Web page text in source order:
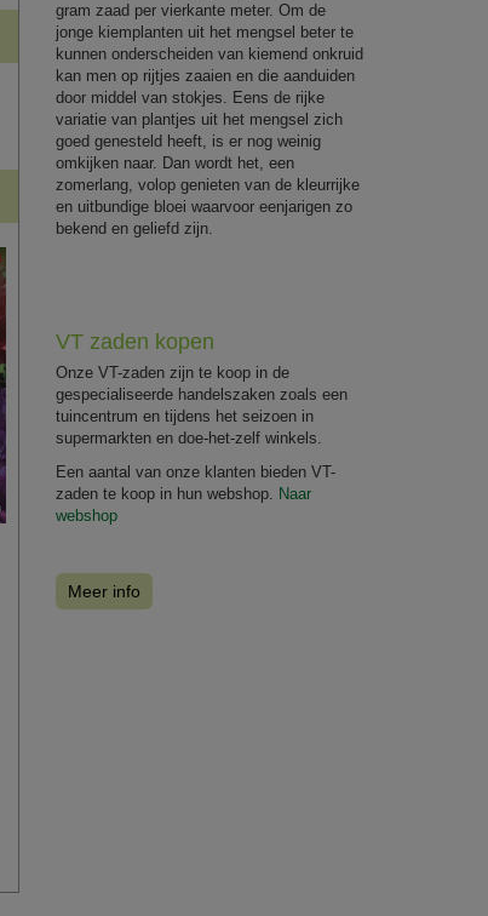
gram zaad per vierkante meter. Om de
jonge kiemplanten uit het mengsel beter te
kunnen onderscheiden van kiemend onkruid
kan men op rijtjes zaaien en die aanduiden
door middel van stokjes. Eens de rijke
variatie van plantjes uit het mengsel zich
goed genesteld heeft, is er nog weinig
omkijken naar. Dan wordt het, een
zomerlang, volop genieten van de kleurrijke
en uitbundige bloei waarvoor eenjarigen zo
bekend en geliefd zijn.
VT zaden kopen
Onze VT-zaden zijn te koop in de
gespecialiseerde handelszaken zoals een
tuincentrum en tijdens het seizoen in
supermarkten en doe-het-zelf winkels.
Een aantal van onze klanten bieden VT-
zaden te koop in hun webshop. Naar
webshop
Meer info